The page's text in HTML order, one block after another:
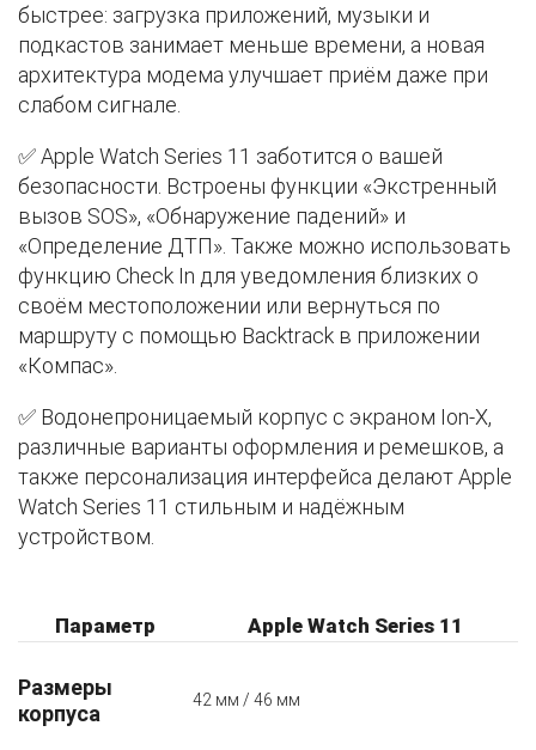
быстрее: загрузка приложений, музыки и
подкастов занимает меньше времени, а новая
архитектура модема улучшает приём даже при
слабом сигнале.
✅ Apple Watch Series 11 заботится о вашей
безопасности. Встроены функции «Экстренный
вызов SOS», «Обнаружение падений» и
«Определение ДТП». Также можно использовать
функцию Check In для уведомления близких о
своём местоположении или вернуться по
маршруту с помощью Backtrack в приложении
«Компас».
✅ Водонепроницаемый корпус с экраном Ion-X,
различные варианты оформления и ремешков, а
также персонализация интерфейса делают Apple
Watch Series 11 стильным и надёжным
устройством.
Параметр Apple Watch Series 11
Размеры
корпуса
42 мм / 46 мм